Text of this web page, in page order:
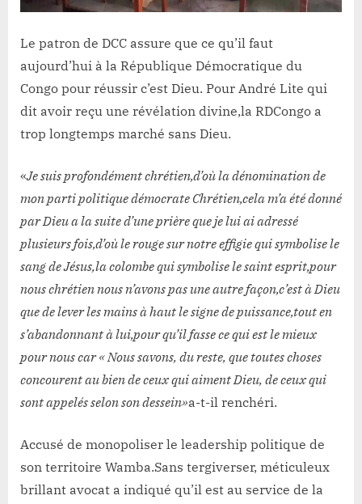
Le patron de DCC assure que ce qu’il faut
aujourd’hui à la République Démocratique du
Congo pour réussir c’est Dieu. Pour André Lite qui
dit avoir reçu une révélation divine,la RDCongo a
trop longtemps marché sans Dieu.
«Je suis profondément chrétien,d’où la dénomination de
mon parti politique démocrate Chrétien,cela m’a été donné
par Dieu a la suite d’une prière que je lui ai adressé
plusieurs fois,d’où le rouge sur notre effigie qui symbolise le
sang de Jésus,la colombe qui symbolise le saint esprit,pour
nous chrétien nous n’avons pas une autre façon,c’est à Dieu
que de lever les mains à haut le signe de puissance,tout en
s’abandonnant à lui,pour qu’il fasse ce qui est le mieux
pour nous car « Nous savons, du reste, que toutes choses
concourent au bien de ceux qui aiment Dieu, de ceux qui
sont appelés selon son dessein»a-t-il renchéri.
Accusé de monopoliser le leadership politique de
son territoire Wamba.Sans tergiverser, méticuleux
brillant avocat a indiqué qu’il est au service de la